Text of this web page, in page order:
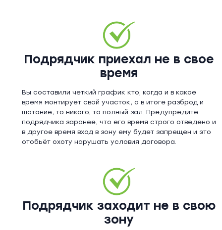
Подрядчик приехал не в свое
время
Вы составили четкий график кто, когда и в какое
время монтирует свой участок, а в итоге разброд и
шатание, то никого, то полный зал. Предупредите
подрядчика заранее, что его время строго отведено и
в другое время вход в зону ему будет запрещен и это
отобьёт охоту нарушать условия договора.
Подрядчик заходит не в свою
зону